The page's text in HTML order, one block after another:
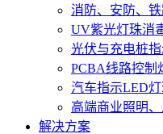
消防、安防、
UV紫光灯珠消
光伏与充电桩
PCBA线路控制
汽车指示LED
高端商业照明
解决方案